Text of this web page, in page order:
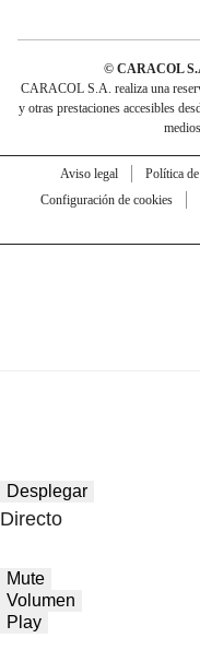
© CARACOL
CARACOL S.A. realiza una
y otras prestaciones accesibles
Aviso legal Política
Configuración de cookies
Desplegar
Directo
Mute
Volumen
Play